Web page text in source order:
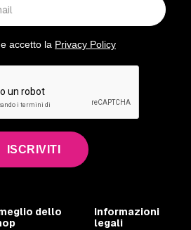
accetto la Privacy Policy
ISCRIVITI
dello
Informazioni
legali